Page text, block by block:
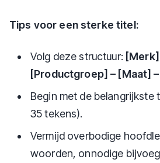
Tips voor een sterke titel:
Volg deze structuur:
[Productgroep] – [Maat]
Begin met de belangrijkste
35 tekens).
Vermijd overbodige
woorden, onnodige